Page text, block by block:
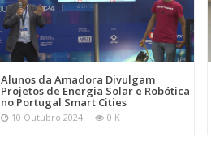
Alunos da Amadora Divulgam
Projetos de Energia Solar e Robótica
no Portugal Smart Cities
10 Outubro 2024 0 K